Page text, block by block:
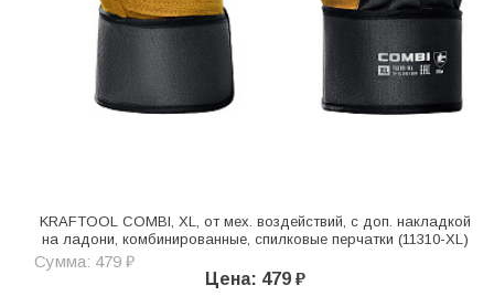
KRAFTOOL COMBI, XL, от мех. воздействий, с доп. накладкой
на ладони, комбинированные, спилковые перчатки (11310-XL)
Сумма: 479 ₽
Цена: 479 ₽